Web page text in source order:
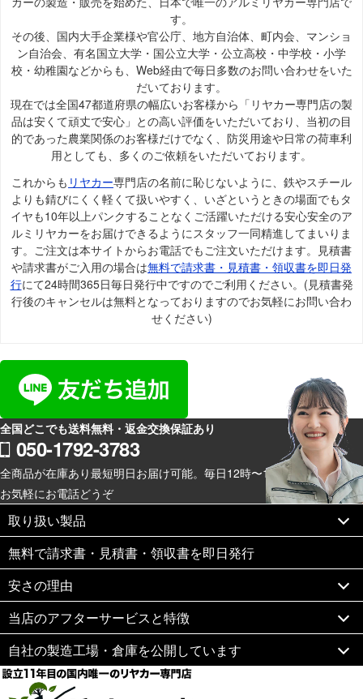
す。
その後、国内大手企業様や官公庁、地方自治体、町内会、マンショ
ン自治会、有名国立大学・国公立大学・公立高校・中学校・小学
校・幼稚園などからも、Web経由で毎日多数のお問い合わせをいた
だいております。
現在では全国47都道府県の幅広いお客様から「リヤカー専門店の製
品は安くて頑丈で安心」との高い評価をいただいており、当初の目
的であった農業関係のお客様だけでなく、防災用途や日常の荷車利
用としても、多くのご依頼をいただいております。
これからも リヤカー専門店の名前に恥じないように、鉄やスチール
よりも錆びにくく軽くて扱いやすく、いざというときの場面でもタ
イヤも10年以上パンクすることなくご活躍いただける安心安全のア
ルミリヤカーをお届けできるようにスタッフ一同精進してまいりま
す。ご注文は本サイトからお電話でもご注文いただけます。見積書
や請求書がご入用の場合は無料で請求書・見積書・領収書を即日発
行にて24時間365日毎日発行中ですのでご利用ください。(見積書発
行後のキャンセルは無料となっておりますのでお気軽にお問い合わ
せください)
全国どこでも送料無料・返金交換保証あり
050-1792-3783
全商品が在庫あり最短明日お届け可能。毎日12時〜19時スマホからも
お気軽にお電話どうぞ
取り扱い製品
無料で請求書・見積書・領収書を即日発行
安さの理由
当店のアフターサービスと特徴
自社の製造工場・倉庫を公開しています